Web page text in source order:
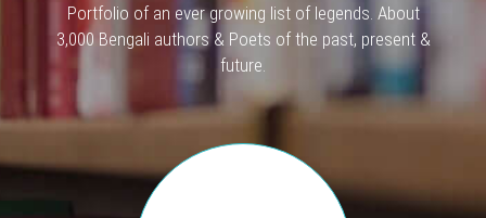
Portfolio of an ever growing list of legends. About
3,000 Bengali authors & Poets of the past, present &
future.